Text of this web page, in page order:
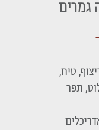
גמרים
טיח,
תפר